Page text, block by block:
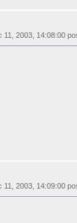
11, 2003, 14:08:00
11, 2003, 14:09:00